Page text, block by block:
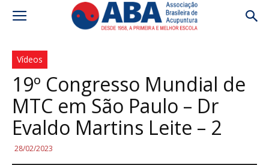
Vídeos
19º Congresso Mundial de
MTC em São Paulo – Dr
Evaldo Martins Leite – 2
28/02/2023